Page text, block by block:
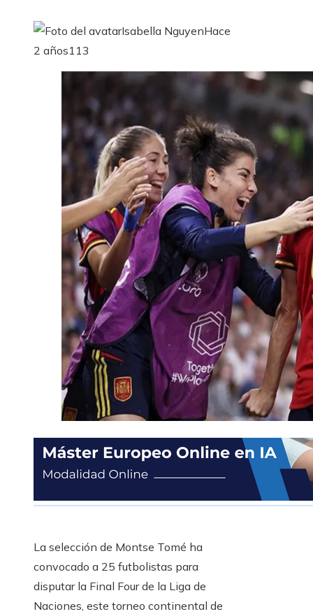
Isabella NguyenHace
2 años113
La selección de Montse Tomé ha
convocado a 25 futbolistas para
disputar la Final Four de la Liga de
Naciones, este torneo continental de